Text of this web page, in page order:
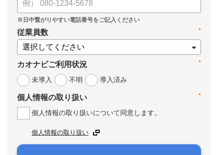
*
従業員数
*
カオナビご利用状況
未導入
不明 導入済み
*
個人情報の取り扱い
個人情報の取り扱いについて同意します。
個人情報の取り扱い